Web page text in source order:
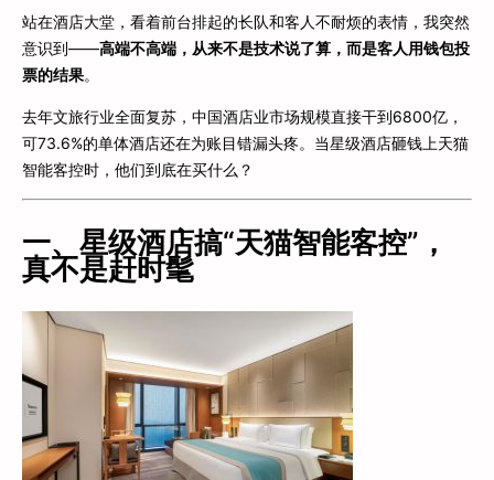
站在酒店大堂，看着前台排起的长队和客人不耐烦的表情，我突然
意识到——高端不高端，从来不是技术说了算，而是客人用钱包投
票的结果。
去年文旅行业全面复苏，中国酒店业市场规模直接干到6800亿，
可73.6%的单体酒店还在为账目错漏头疼。当星级酒店砸钱上天猫
智能客控时，他们到底在买什么？
一、星级酒店搞“天猫智能客控”，
真不是赶时髦